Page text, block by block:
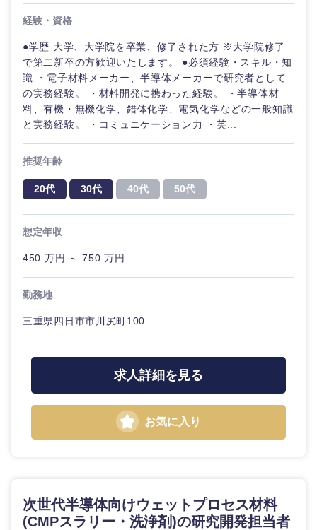
経験・資格
●学歴 大学、大学院を卒業、修了された方 ※大学院修了
で第二新卒の方歓迎いたします。 ●必須経験・スキル・知
識 ・電子材料メーカー、半導体メーカーで研究者として
の実務経験。 ・材料開発に携わった経験。 ・半導体材
料、有機・無機化学、錯体化学、電気化学などの一般知識
と実務経験。 ・コミュニケーション力 ・英...
推奨年齢
20代 30代 40代 50代
想定年収
450 万円 ～ 750 万円
勤務地
三重県四日市市川尻町100
求人詳細を見る
お気に入り
次世代半導体向けウェットプロセス材料
(CMPスラリー・洗浄剤)の研究開発担当者